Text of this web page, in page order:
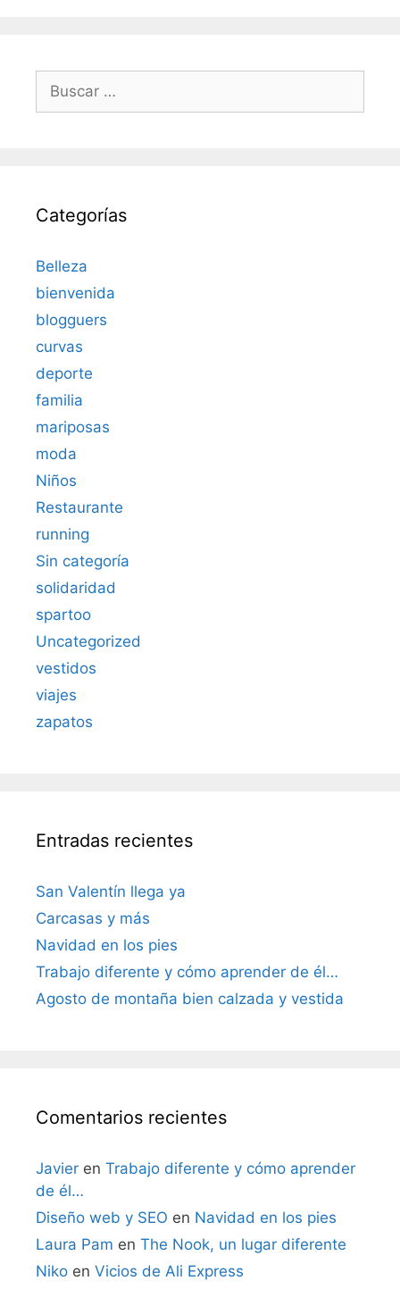
Categorías
Belleza
bienvenida
blogguers
curvas
deporte
familia
mariposas
moda
Niños
Restaurante
running
Sin categoría
solidaridad
spartoo
Uncategorized
vestidos
viajes
zapatos
Entradas recientes
San Valentín llega ya
Carcasas y más
Navidad en los pies
Trabajo diferente y cómo aprender de él…
Agosto de montaña bien calzada y vestida
Comentarios recientes
Javier en Trabajo diferente y cómo aprender
de él…
Diseño web y SEO en Navidad en los pies
Laura Pam en The Nook, un lugar diferente
Niko en Vicios de Ali Express